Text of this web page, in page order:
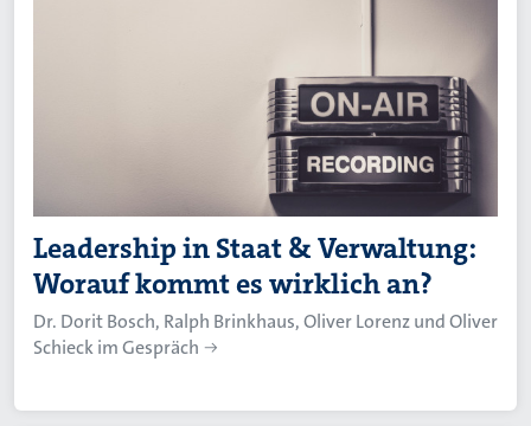
Leadership in Staat & Verwaltung:
Worauf kommt es wirklich an?
Dr. Dorit Bosch, Ralph Brinkhaus, Oliver Lorenz und Oliver
Schieck im Gespräch